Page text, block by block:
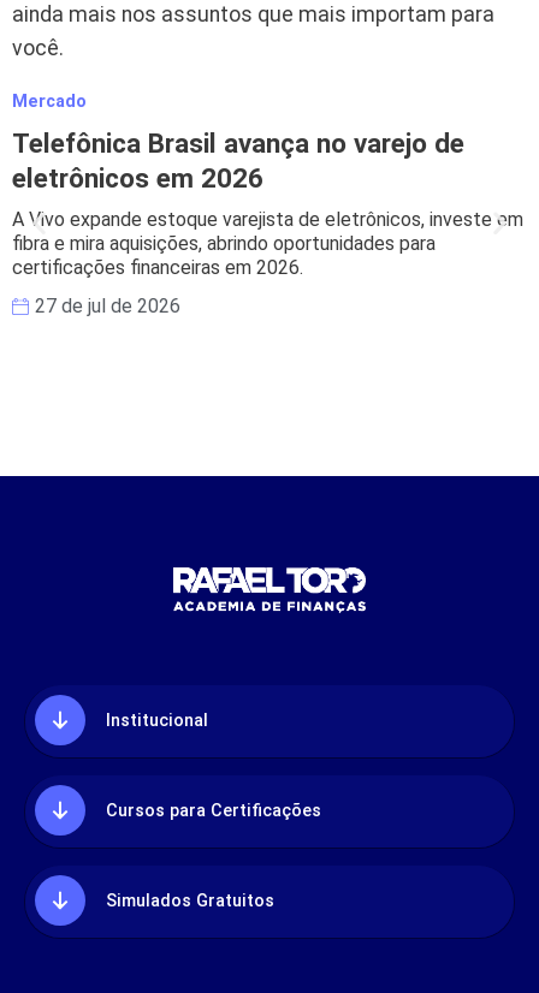
ainda mais nos assuntos que mais importam para
você.
Mercado
Telefônica Brasil avança no varejo de
eletrônicos em 2026
A Vivo expande estoque varejista de eletrônicos, investe em
fibra e mira aquisições, abrindo oportunidades para
certificações financeiras em 2026.
27 de jul de 2026
Institucional
Cursos para Certificações
Simulados Gratuitos